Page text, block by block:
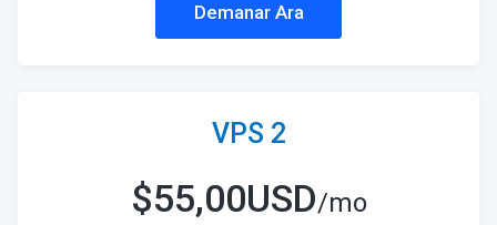
Demanar Ara
VPS 2
$55,00USD/mo